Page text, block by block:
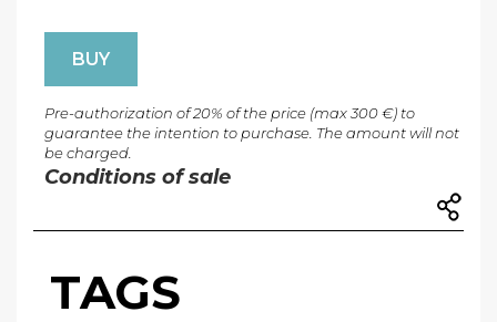
BUY
Pre-authorization of 20% of the price (max 300 €) to
guarantee the intention to purchase. The amount will not
be charged.
Conditions of sale
TAGS